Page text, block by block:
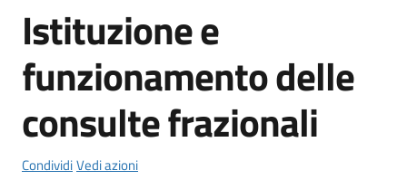
Amministrazione
Menu selezionato
Novità
Servizi
Vivere
Istituzione e
funzionamento delle
consulte frazionali
CondividiVedi azioni